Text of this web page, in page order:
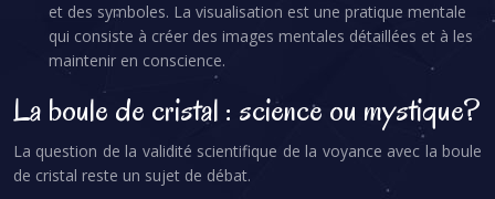
et des symboles. La visualisation est une pratique mentale
qui consiste à créer des images mentales détaillées et à les
maintenir en conscience.
La boule de cristal : science ou mystique?
La question de la validité scientifique de la voyance avec la boule
de cristal reste un sujet de débat.